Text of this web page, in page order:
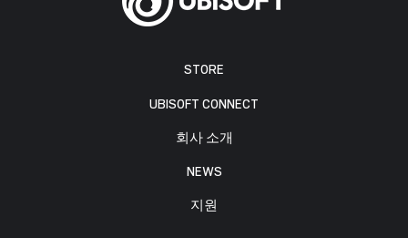
STORE
UBISOFT CONNECT
회사 소개
NEWS
지원